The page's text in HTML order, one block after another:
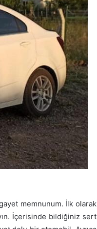
gayet memnunum. İlk olarak
İçerisinde bildiğiniz sert